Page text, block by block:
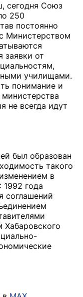
сегодня Союз
250
постоянно
Министерством
от
училищами.
понимание и
не всегда идут
был образован
такого
в
1992 года
соглашений
Хабаровского